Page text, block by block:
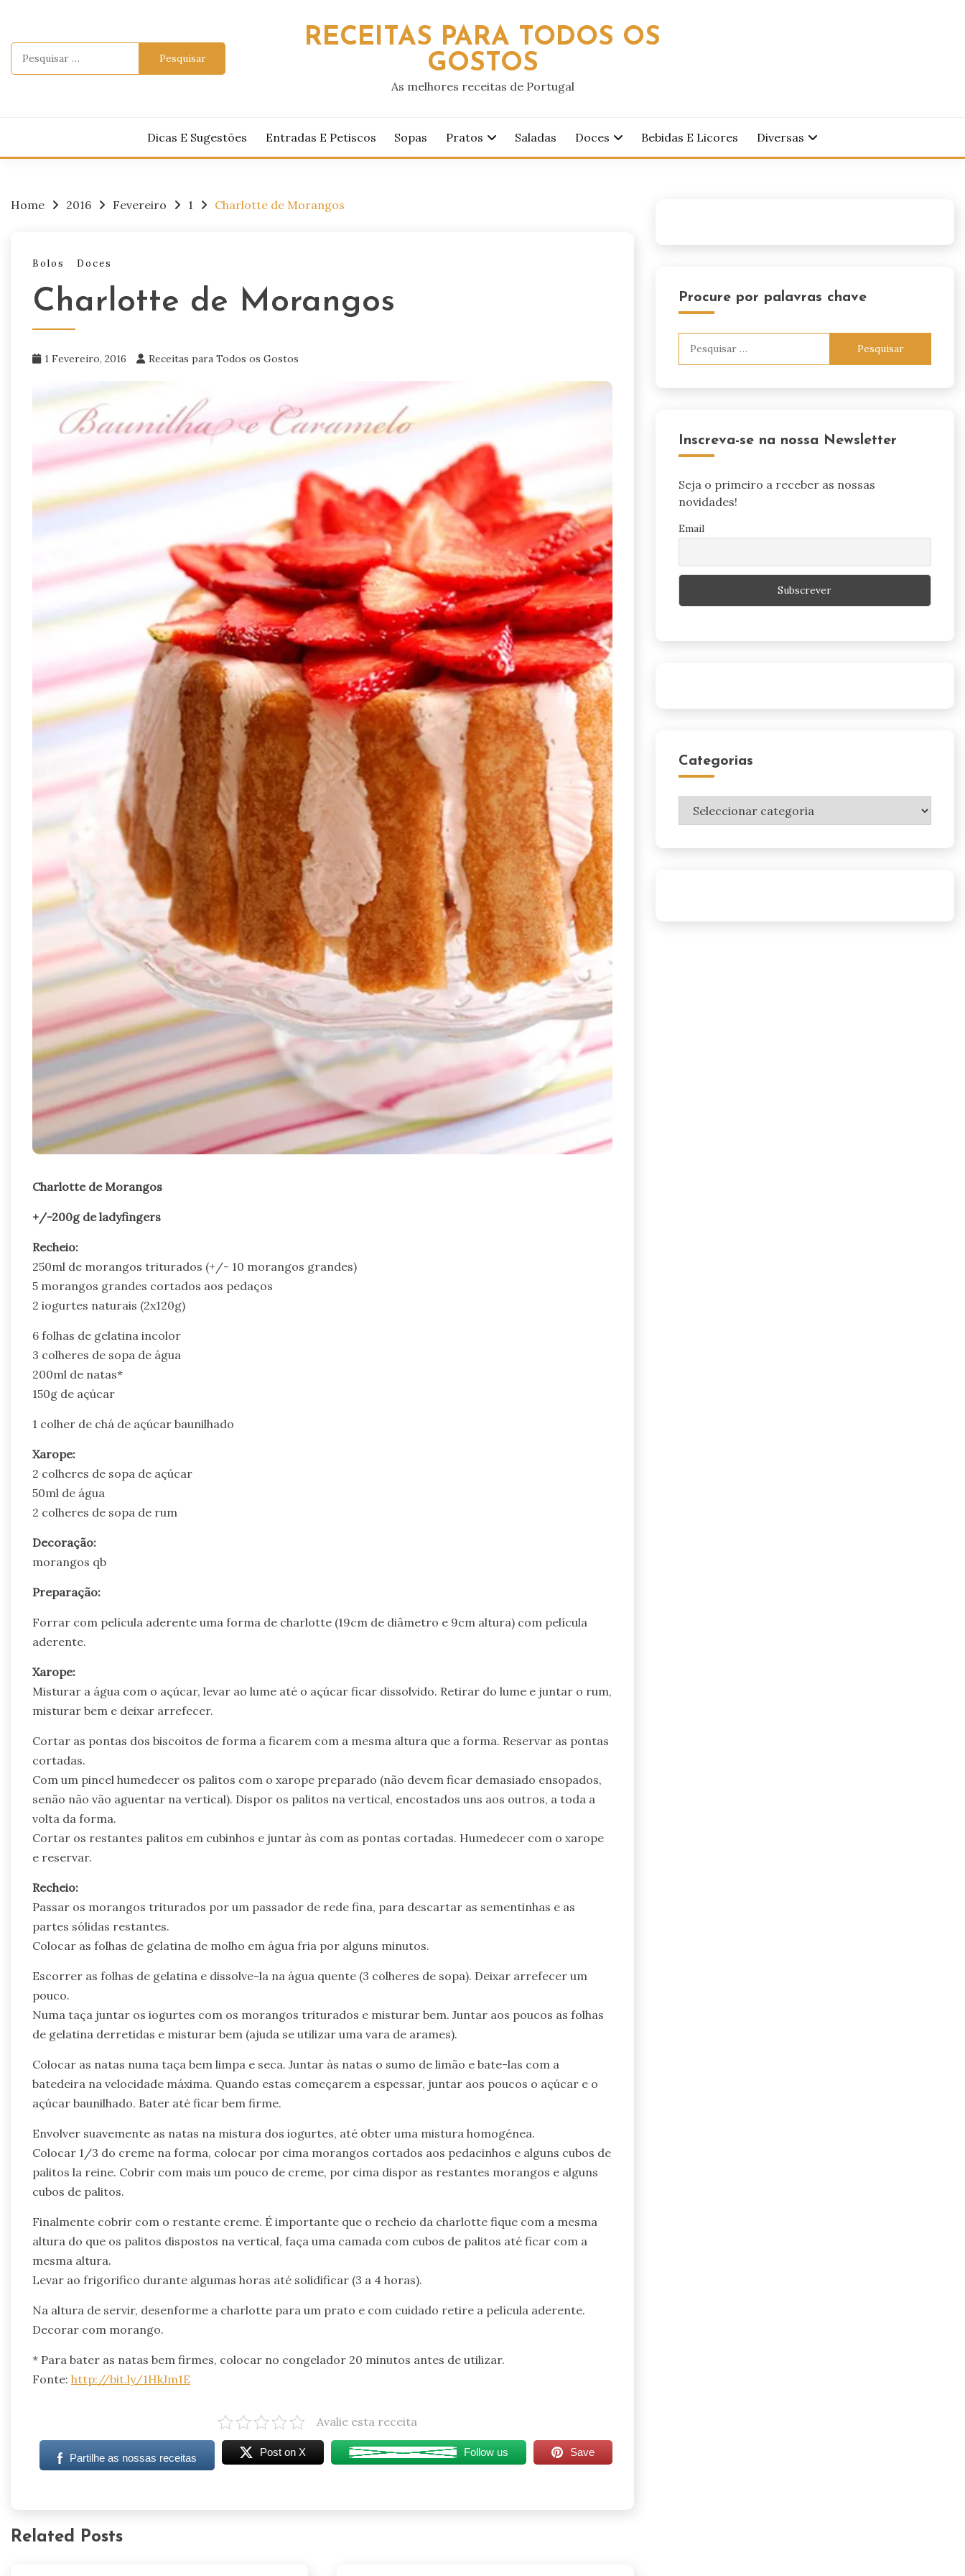
content
RECEITAS PARA TODOS OS
GOSTOS
As melhores receitas de Portugal
Dicas E Sugestões Entradas E Petiscos Sopas Pratos Saladas Doces Bebidas E Licores Diversas
Home 2016 Fevereiro 1 Charlotte de Morangos
Bolos Doces
Charlotte de Morangos
1 Fevereiro, 2016 Receitas para Todos os Gostos
Charlotte de Morangos
+/-200g de ladyfingers
Recheio:
250ml de morangos triturados (+/- 10 morangos grandes)
5 morangos grandes cortados aos pedaços
2 iogurtes naturais (2x120g)
6 folhas de gelatina incolor
3 colheres de sopa de água
200ml de natas*
150g de açúcar
1 colher de chá de açúcar baunilhado
Xarope:
2 colheres de sopa de açúcar
50ml de água
2 colheres de sopa de rum
Decoração:
morangos qb
Preparação:
Forrar com película aderente uma forma de charlotte (19cm de diâmetro e 9cm altura) com película
aderente.
Xarope:
Misturar a água com o açúcar, levar ao lume até o açúcar ficar dissolvido. Retirar do lume e juntar o rum,
misturar bem e deixar arrefecer.
Cortar as pontas dos biscoitos de forma a ficarem com a mesma altura que a forma. Reservar as pontas
cortadas.
Com um pincel humedecer os palitos com o xarope preparado (não devem ficar demasiado ensopados,
senão não vão aguentar na vertical). Dispor os palitos na vertical, encostados uns aos outros, a toda a
volta da forma.
Cortar os restantes palitos em cubinhos e juntar às com as pontas cortadas. Humedecer com o xarope
e reservar.
Recheio:
Passar os morangos triturados por um passador de rede fina, para descartar as sementinhas e as
partes sólidas restantes.
Colocar as folhas de gelatina de molho em água fria por alguns minutos.
Escorrer as folhas de gelatina e dissolve-la na água quente (3 colheres de sopa). Deixar arrefecer um
pouco.
Numa taça juntar os iogurtes com os morangos triturados e misturar bem. Juntar aos poucos as folhas
de gelatina derretidas e misturar bem (ajuda se utilizar uma vara de arames).
Colocar as natas numa taça bem limpa e seca. Juntar às natas o sumo de limão e bate-las com a
batedeira na velocidade máxima. Quando estas começarem a espessar, juntar aos poucos o açúcar e o
açúcar baunilhado. Bater até ficar bem firme.
Envolver suavemente as natas na mistura dos iogurtes, até obter uma mistura homogénea.
Colocar 1/3 do creme na forma, colocar por cima morangos cortados aos pedacinhos e alguns cubos de
palitos la reine. Cobrir com mais um pouco de creme, por cima dispor as restantes morangos e alguns
cubos de palitos.
Finalmente cobrir com o restante creme. É importante que o recheio da charlotte fique com a mesma
altura do que os palitos dispostos na vertical, faça uma camada com cubos de palitos até ficar com a
mesma altura.
Levar ao frigorifico durante algumas horas até solidificar (3 a 4 horas).
Na altura de servir, desenforme a charlotte para um prato e com cuidado retire a película aderente.
Decorar com morango.
* Para bater as natas bem firmes, colocar no congelador 20 minutos antes de utilizar.
Fonte: http://bit.ly/1HkJm1E
Avalie esta receita
Partilhe as nossas receitas Post on X Follow us Save
Related Posts
Procure por palavras chave
Inscreva-se na nossa Newsletter
Seja o primeiro a receber as nossas
novidades!
Email
Categorias
Categorias